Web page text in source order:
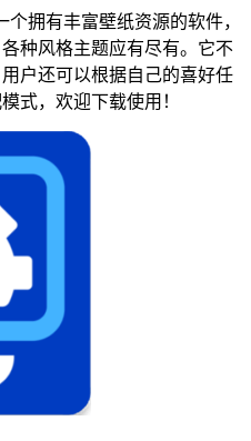
个拥有丰富壁纸资源的软件，
种风格主题应有尽有。它不
户还可以根据自己的喜好任
式，欢迎下载使用！